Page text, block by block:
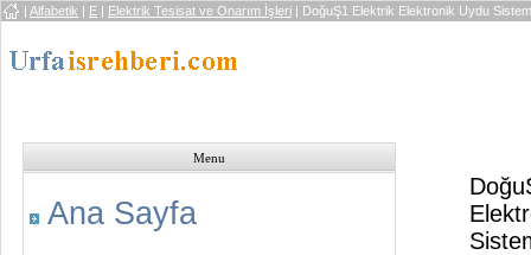
| Alfabetik | E | Elektrik Tesisat ve Onarım İşleri | DoğuŞ1 Elektrik Elektronik Uydu
Menu
Ana Sayfa